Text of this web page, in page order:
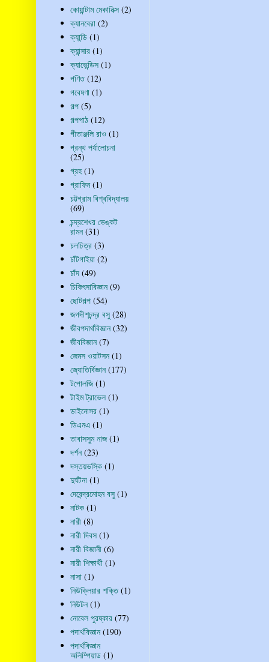
কোয়ান্টাম মেকানিক্স (2)
ক্যানবেরা (2)
ক্যান্ডি (1)
ক্যান্সার (1)
ক্যাভেন্ডিস (1)
গণিত (12)
গবেষণা (1)
গল্প (5)
গল্পপাঠ (12)
গীতাঞ্জলি রাও (1)
গ্রন্থ পর্যালোচনা
(25)
গ্রহ (1)
গ্রাফিন (1)
চট্টগ্রাম বিশ্ববিদ্যালয়
(69)
চন্দ্রশেখর ভেঙ্কট
রামন (31)
চলচিত্র (3)
চাঁটগাইয়া (2)
চাঁদ (49)
চিকিৎসাবিজ্ঞান (9)
ছোটগল্প (54)
জগদীশচন্দ্র বসু (28)
জীবপদার্থবিজ্ঞান (32)
জীববিজ্ঞান (7)
জেমস ওয়াটসন (1)
জ্যোতির্বিজ্ঞান (177)
টপোলজি (1)
টাইম ট্রাভেল (1)
ডাইনোসর (1)
ডিএনএ (1)
তাবাসসুম নাজ (1)
দর্শন (23)
দস্তয়ভস্কি (1)
দুর্ঘটনা (1)
দেবেন্দ্রমোহন বসু (1)
নাটক (1)
নারী (8)
নারী দিবস (1)
নারী বিজ্ঞানী (6)
নারী শিক্ষার্থী (1)
নাসা (1)
নিউক্লিয়ার শক্তি (1)
নিউটন (1)
নোবেল পুরষ্কার (77)
পদার্থবিজ্ঞান (190)
পদার্থবিজ্ঞান
অলিম্পিয়াড (1)